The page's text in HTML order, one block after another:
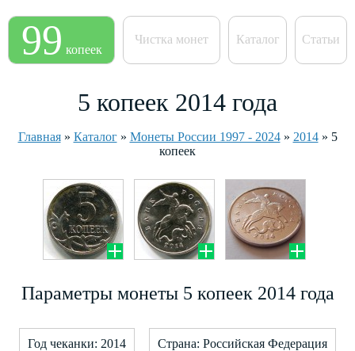
99 копеек
Чистка монет Каталог Статьи
5 копеек 2014 года
Главная» Каталог» Монеты России 1997 - 2024» 2014» 5
копеек
Параметры монеты 5 копеек 2014 года
Год чеканки: 2014 Страна: Российская Федерация